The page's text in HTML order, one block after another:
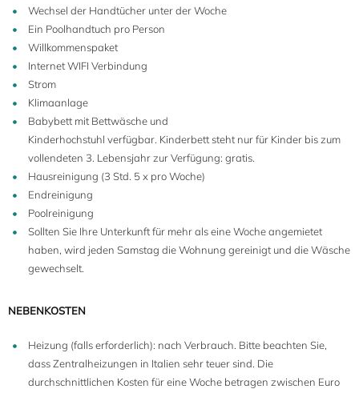
Wechsel der Handtücher unter der Woche
Ein Poolhandtuch pro Person
Willkommenspaket
Internet WIFI Verbindung
Strom
Klimaanlage
Babybett mit Bettwäsche und
Kinderhochstuhl verfügbar. Kinderbett steht nur für Kinder bis zum
vollendeten 3. Lebensjahr zur Verfügung: gratis.
Hausreinigung (3 Std. 5 x pro Woche)
Endreinigung
Poolreinigung
Sollten Sie Ihre Unterkunft für mehr als eine Woche angemietet
haben, wird jeden Samstag die Wohnung gereinigt und die Wäsche
gewechselt.
NEBENKOSTEN
Heizung (falls erforderlich): nach Verbrauch. Bitte beachten Sie,
dass Zentralheizungen in Italien sehr teuer sind. Die
durchschnittlichen Kosten für eine Woche betragen zwischen Euro